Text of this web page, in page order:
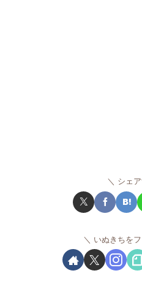
シェ
いぬきちを